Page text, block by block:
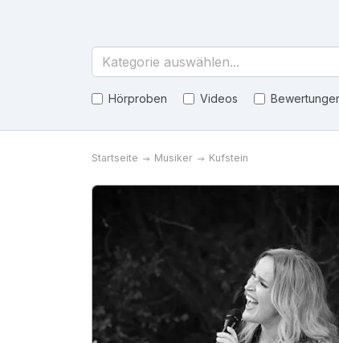
Kategorie auswählen...
Hörproben Videos
Startseite Musiker Kufstein